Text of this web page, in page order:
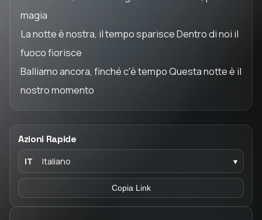
Azioni Rapide
IT Italiano ▾
Copia Link
magia
La notte è nostra, il tempo sparisce Dentro di noi il
fuoco fiorisce
Balliamo ancora, finché c'è tempo Questa notte è il
nostro momento